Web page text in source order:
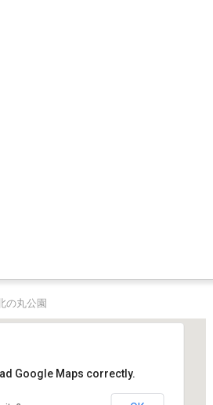
の丸公園
Google Maps correctly.